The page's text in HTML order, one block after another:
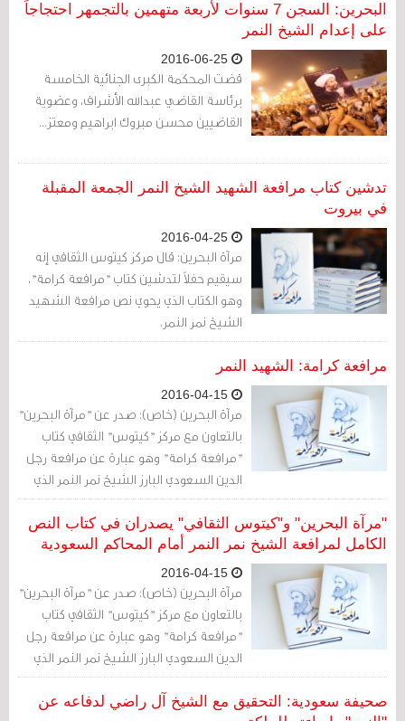
البحرين: السجن 7 سنوات لأربعة متهمين بالتجمهر احتجاجاً
على إعدام الشيخ النمر
قضت المحكمة الكبرى الجنائية الخامسة
برئاسة القاضي عبدالله الأشراف، وعضوية
القاضيين محسن مبروك ابراهيم ومعتز...
تدشين كتاب مرافعة الشهيد الشيخ النمر الجمعة المقبلة
في بيروت
مرآة البحرين: قال مركز كيتوس الثقافي إنه
سيقيم حفلاً لتدشين كتاب "مرافعة كرامة"،
وهو الكتاب الذي يحوي نص مرافعة الشهيد
الشيخ نمر النمر.
مرافعة كرامة: الشهيد النمر
مرآة البحرين (خاص): صدر عن "مرآة البحرين"
بالتعاون مع مركز "كيتوس" الثقافي كتاب
"مرافعة كرامة" وهو عبارة عن مرافعة رجل
الدين السعودي البارز الشيخ نمر النمر الذي
أعدمته السلطات السعودية مطلع يناير/
كانون الثاني الماضي.
"مرآة البحرين" و"كيتوس الثقافي" يصدران في كتاب النص
الكامل لمرافعة الشيخ نمر النمر أمام المحاكم السعودية
مرآة البحرين (خاص): صدر عن "مرآة البحرين"
بالتعاون مع مركز "كيتوس" الثقافي كتاب
"مرافعة كرامة" وهو عبارة عن مرافعة رجل
الدين السعودي البارز الشيخ نمر النمر الذي
أعدمته السلطات السعودية مطلع يناير/
كانون الثاني الماضي.
صحيفة سعودية: التحقيق مع الشيخ آل راضي لدفاعه عن